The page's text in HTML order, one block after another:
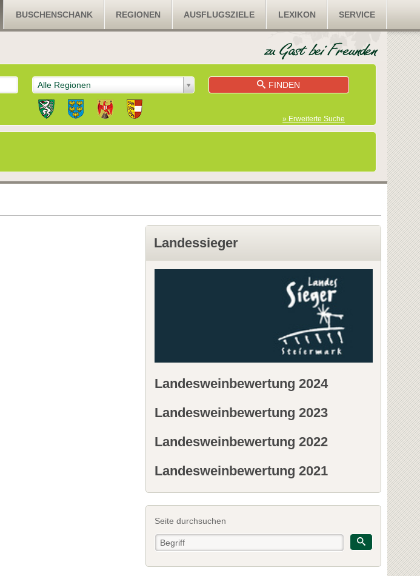
BUSCHENSCHANK REGIONEN AUSFLUGSZIELE LEXIKON SERVICE
Alle Regionen FINDEN
» Erweiterte Suche
Landessieger
Landesweinbewertung 2024
Landesweinbewertung 2023
Landesweinbewertung 2022
Landesweinbewertung 2021
Seite durchsuchen